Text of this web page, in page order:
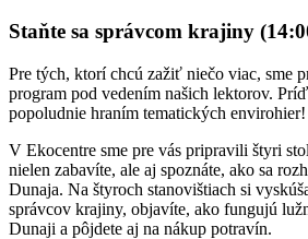
Staňte sa správcom krajiny
Pre tých, ktorí chcú zažiť niečo viac, sme
program pod vedením našich lektorov.
popoludnie hraním tematických envirohier!
V Ekocentre sme pre vás pripravili štyri
nielen zabavíte, ale aj spoznáte, ako sa
Dunaja. Na štyroch stanovištiach si
správcov krajiny, objavíte, ako fungujú
Dunaji a pôjdete aj na nákup potravín.